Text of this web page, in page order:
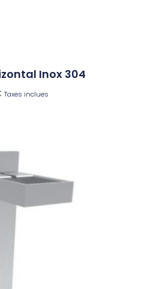
Inox 304
Taxes inclues